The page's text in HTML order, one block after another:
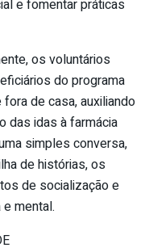
e fomentar práticas
os voluntários
do programa
de casa, auxiliando
das idas à farmácia
simples conversa,
de histórias, os
de socialização e
mental.